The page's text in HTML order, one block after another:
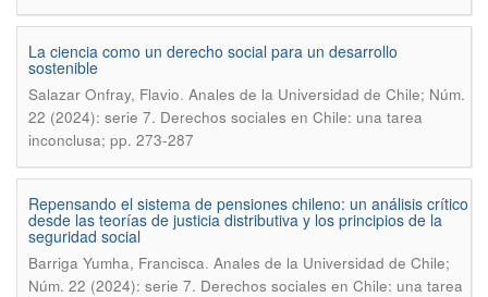
La ciencia como un derecho social para un desarrollo
sostenible
Salazar Onfray, Flavio. Anales de la Universidad de Chile; Núm.
22 (2024): serie 7. Derechos sociales en Chile: una tarea
inconclusa; pp. 273-287
Repensando el sistema de pensiones chileno: un análisis crítico
desde las teorías de justicia distributiva y los principios de la
seguridad social
Barriga Yumha, Francisca. Anales de la Universidad de Chile;
Núm. 22 (2024): serie 7. Derechos sociales en Chile: una tarea